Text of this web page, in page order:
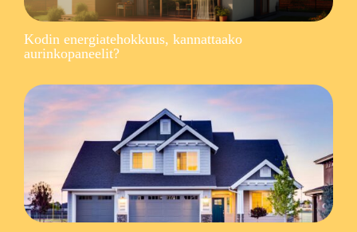
Kodin energiatehokkuus, kannattaako
aurinkopaneelit?